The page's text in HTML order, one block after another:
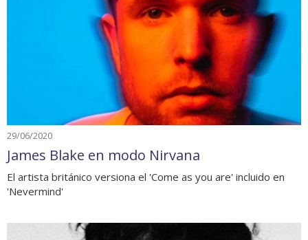
29/06/2020
James Blake en modo Nirvana
El artista británico versiona el 'Come as you are' incluido en
'Nevermind'